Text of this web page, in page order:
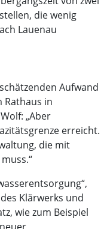
die wenig
Lauenau
Aufwand
Rathaus in
„Aber
erreicht.
die mit
Klärwerks und
wie zum Beispiel